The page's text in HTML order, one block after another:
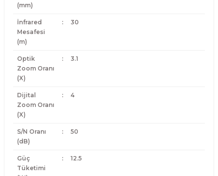
(mm)
İnfrared
Mesafesi
(m)
: 30
Optik
Zoom Oranı
(X)
: 3.1
Dijital
Zoom Oranı
(X)
: 4
S/N Oranı
(dB)
: 50
Güç
Tüketimi
: 12.5